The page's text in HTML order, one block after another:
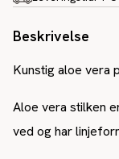
Beskrivelse
Kunstig aloe vera
Aloe vera stilken
ved og har